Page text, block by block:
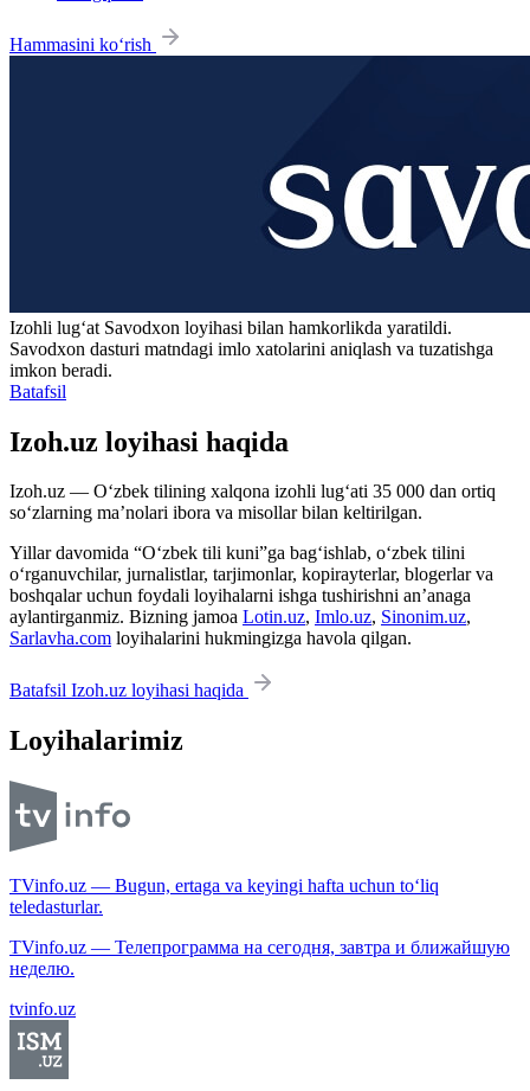
Hammasini ko‘rish
Izohli lugʻat Savodxon loyihasi bilan hamkorlikda yaratildi.
Savodxon dasturi matndagi imlo xatolarini aniqlash va tuzatishga
imkon beradi.
Batafsil
Izoh.uz loyihasi haqida
Izoh.uz — O‘zbek tilining xalqona izohli lug‘ati 35 000 dan ortiq
so‘zlarning ma’nolari ibora va misollar bilan keltirilgan.
Yillar davomida “O‘zbek tili kuni”ga bag‘ishlab, o‘zbek tilini
o‘rganuvchilar, jurnalistlar, tarjimonlar, kopirayterlar, blogerlar va
boshqalar uchun foydali loyihalarni ishga tushirishni an’anaga
aylantirganmiz. Bizning jamoa Lotin.uz, Imlo.uz, Sinonim.uz,
Sarlavha.com loyihalarini hukmingizga havola qilgan.
Batafsil Izoh.uz loyihasi haqida
Loyihalarimiz
TVinfo.uz — Bugun, ertaga va keyingi hafta uchun to‘liq
teledasturlar.
TVinfo.uz — Телепрограмма на сегодня, завтра и ближайшую
неделю.
tvinfo.uz